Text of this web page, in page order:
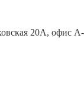
20А, офис